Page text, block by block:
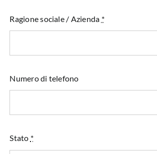
Ragione sociale / Azienda *
Numero di telefono
Stato *